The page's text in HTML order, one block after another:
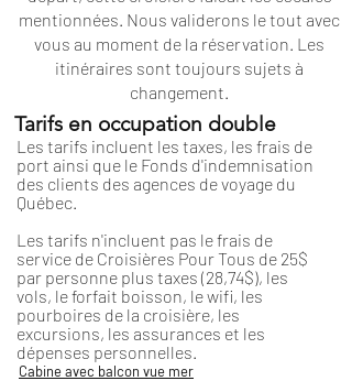
mentionnées. Nous validerons le tout avec
vous au moment de la réservation. Les
itinéraires sont toujours sujets à
changement.
Tarifs en occupation double
Les tarifs incluent les taxes, les frais de
port ainsi que le Fonds d'indemnisation
des clients des agences de voyage du
Québec.
Les tarifs n'incluent pas le frais de
service de Croisières Pour Tous de 25$
par personne plus taxes (28,74$), les
vols, le forfait boisson, le wifi, les
pourboires de la croisière, les
excursions, les assurances et les
dépenses personnelles.
Cabine avec balcon vue mer